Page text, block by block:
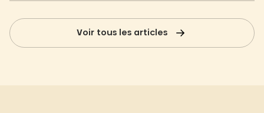
Voir tous les articles